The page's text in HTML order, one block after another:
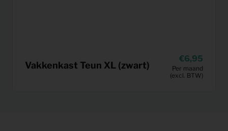
Vakkenkast Teun XL (zwart)
6,95
Per maand
(excl. BTW)